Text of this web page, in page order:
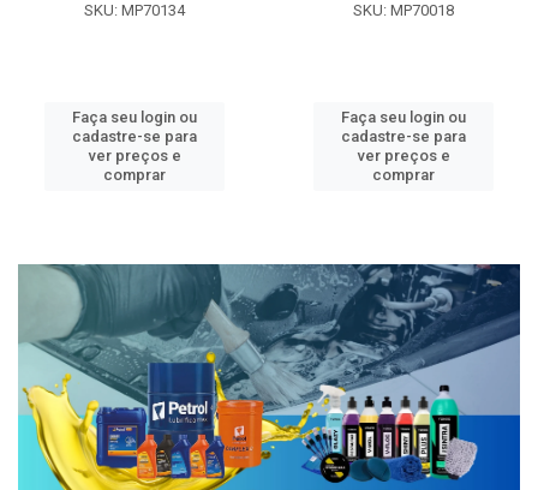
SKU: MP70134
Faça seu login ou
cadastre-se para
ver preços e
comprar
SKU: MP70018
Faça seu login ou
cadastre-se para
ver preços e
comprar